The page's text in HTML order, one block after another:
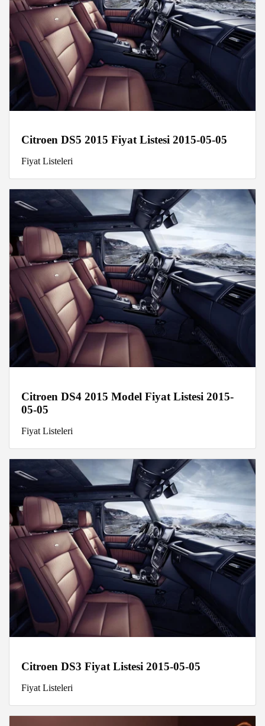
Citroen DS5 2015 Fiyat Listesi 2015-05-05
Fiyat Listeleri
Citroen DS4 2015 Model Fiyat Listesi 2015-
05-05
Fiyat Listeleri
Citroen DS3 Fiyat Listesi 2015-05-05
Fiyat Listeleri